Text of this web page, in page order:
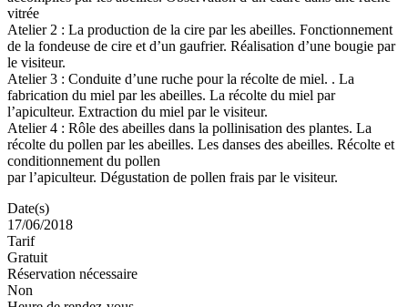
vitrée
Atelier 2 : La production de la cire par les abeilles. Fonctionnement
de la fondeuse de cire et d’un gaufrier. Réalisation d’une bougie par
le visiteur.
Atelier 3 : Conduite d’une ruche pour la récolte de miel. . La
fabrication du miel par les abeilles. La récolte du miel par
l’apiculteur. Extraction du miel par le visiteur.
Atelier 4 : Rôle des abeilles dans la pollinisation des plantes. La
récolte du pollen par les abeilles. Les danses des abeilles. Récolte et
conditionnement du pollen
par l’apiculteur. Dégustation de pollen frais par le visiteur.
Date(s)
17/06/2018
Tarif
Gratuit
Réservation nécessaire
Non